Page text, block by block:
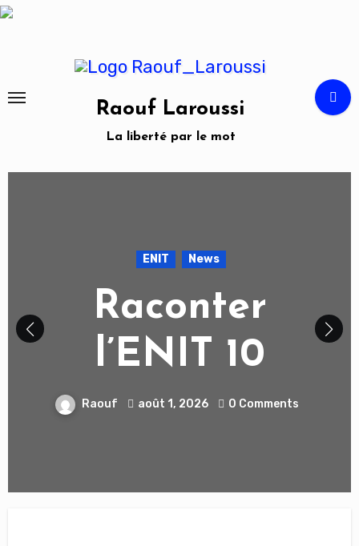
Skip
Raouf Laroussi
La liberté par le mot
ENIT News
Raconter
l’ENIT 10
Raouf août 1, 2026 0 Comments